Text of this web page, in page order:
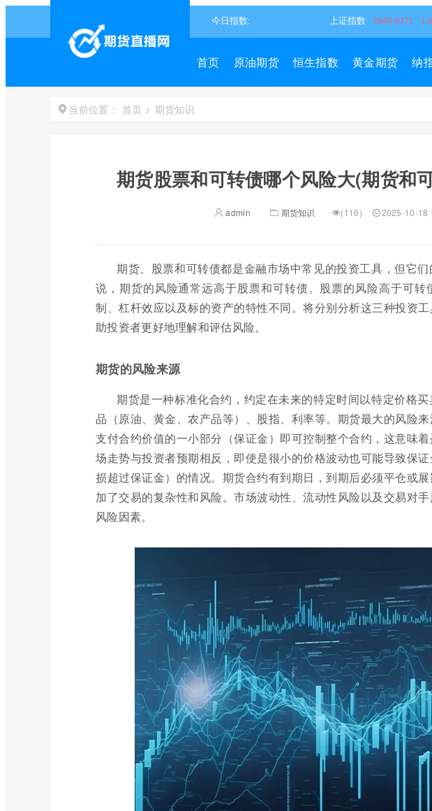
首页 原油期货 恒生指数 黄金期货 纳
当前位置： 首页 > 期货知识
期货股票和可转债哪个风险大(期货和
admin 期货知识 (116) 2025-10-18
期货、股票和可转债都是金融市场中常见的投资工具，但它
说，期货的风险通常远高于股票和可转债。股票的风险高于可
制、杠杆效应以及标的资产的特性不同。将分别分析这三种投资
助投资者更好地理解和评估风险。
期货的风险来源
期货是一种标准化合约，约定在未来的特定时间以特定价格
品（原油、黄金、农产品等）、股指、利率等。期货最大的风险
支付合约价值的一小部分（保证金）即可控制整个合约，这意味
场走势与投资者预期相反，即使是很小的价格波动也可能导致保
损超过保证金）的情况。期货合约有到期日，到期后必须平仓或
加了交易的复杂性和风险。市场波动性、流动性风险以及交易对
风险因素。